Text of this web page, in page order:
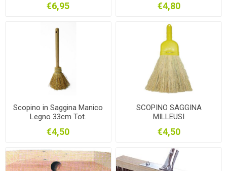
€6,95 €4,80
Scopino in Saggina Manico
Legno 33cm Tot.
€4,50
SCOPINO SAGGINA
MILLEUSI
€4,50